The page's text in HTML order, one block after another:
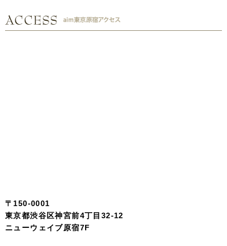
〒150-0001
東京都渋谷区神宮前4丁目32-12
ニューウェイブ原宿7F